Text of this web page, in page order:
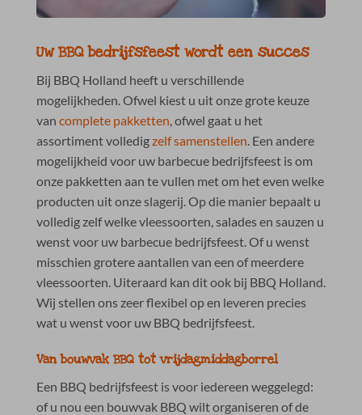
Uw BBQ bedrijfsfeest wordt een succes
Bij BBQ Holland heeft u verschillende
mogelijkheden. Ofwel kiest u uit onze grote keuze
van complete pakketten, ofwel gaat u het
assortiment volledigzelf samenstellen. Een andere
mogelijkheid voor uw barbecue bedrijfsfeest is om
onze pakketten aan te vullen met om het even welke
producten uit onze slagerij. Op die manier bepaalt u
volledig zelf welke vleessoorten, salades en sauzen u
wenst voor uw barbecue bedrijfsfeest. Of u wenst
misschien grotere aantallen van een of meerdere
vleessoorten. Uiteraard kan dit ook bij BBQ Holland.
Wij stellen ons zeer flexibel op en leveren precies
wat u wenst voor uw BBQ bedrijfsfeest.
Van bouwvak BBQ tot vrijdagmiddagborrel
Een BBQ bedrijfsfeest is voor iedereen weggelegd:
of u nou een bouwvak BBQ wilt organiseren of de